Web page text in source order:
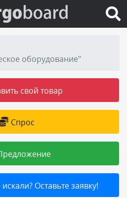
оборудование"
свой товар
Спрос
Оставьте заявку!